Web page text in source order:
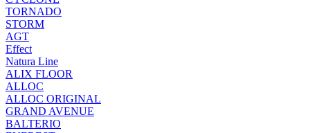
TORNADO
STORM
AGT
Effect
Natura Line
ALIX FLOOR
ALLOC
ALLOC ORIGINAL
GRAND AVENUE
BALTERIO